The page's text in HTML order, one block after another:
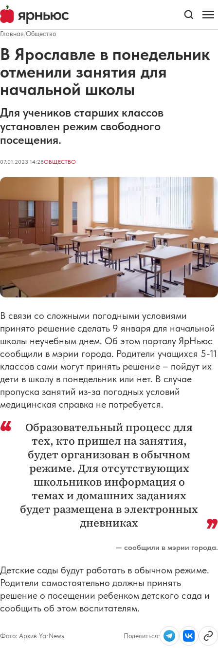
Главная/Общество
В Ярославле в понедельник
отменили занятия для
начальной школы
Для учеников старших классов
установлен режим свободного
посещения.
07.01.2023 14:28ОБЩЕСТВО
В связи со сложными погодными условиями
принято решение сделать 9 января для начальной
школы неучебным днем. Об этом порталу ЯрНьюс
сообщили в мэрии города. Родители учащихся 5-11
классов сами могут принять решение – пойдут их
дети в школу в понедельник или нет. В случае
пропуска занятий из-за погодных условий
медицинская справка не потребуется.
Образовательный процесс для
тех, кто пришел на занятия,
будет организован в обычном
режиме. Для отсутствующих
школьников информация о
темах и домашних заданиях
будет размещена в электронных
дневниках
— сообщили в мэрии города.
Детские сады будут работать в обычном режиме.
Родители самостоятельно должны принять
решение о посещении ребенком детского сада и
сообщить об этом воспитателям.
Фото: Архив YarNews Поделиться: